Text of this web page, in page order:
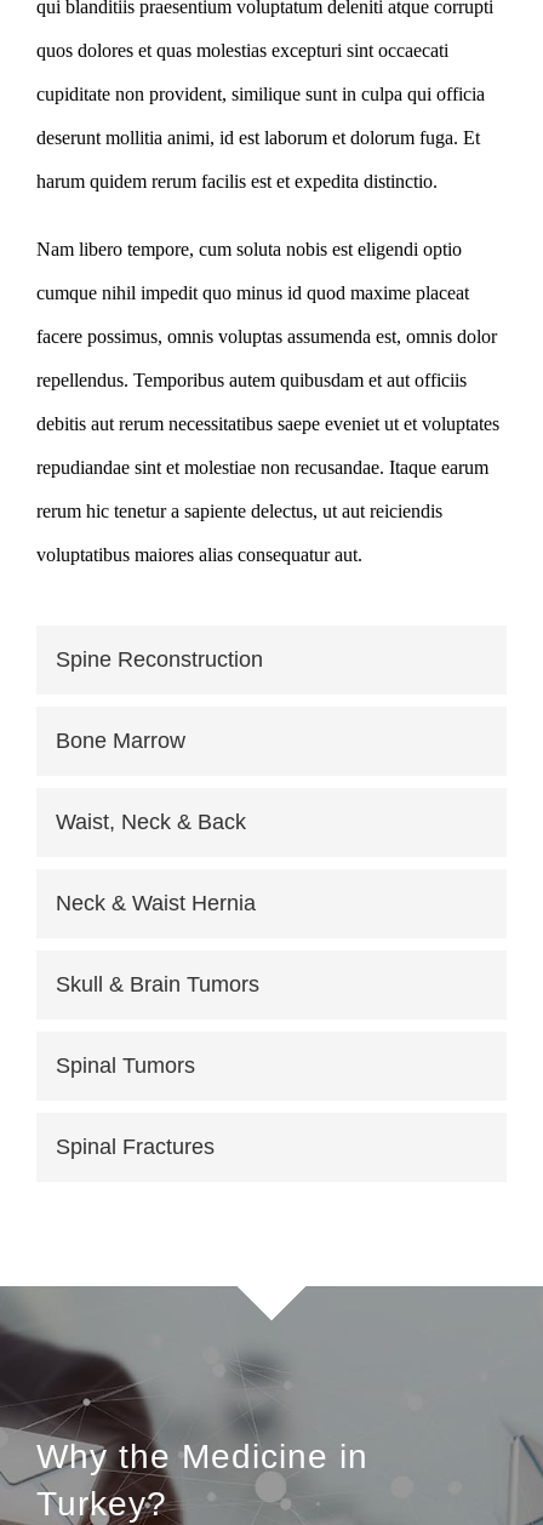
qui blanditiis praesentium voluptatum deleniti atque corrupti
quos dolores et quas molestias excepturi sint occaecati
cupiditate non provident, similique sunt in culpa qui officia
deserunt mollitia animi, id est laborum et dolorum fuga. Et
harum quidem rerum facilis est et expedita distinctio.
Nam libero tempore, cum soluta nobis est eligendi optio
cumque nihil impedit quo minus id quod maxime placeat
facere possimus, omnis voluptas assumenda est, omnis dolor
repellendus. Temporibus autem quibusdam et aut officiis
debitis aut rerum necessitatibus saepe eveniet ut et voluptates
repudiandae sint et molestiae non recusandae. Itaque earum
rerum hic tenetur a sapiente delectus, ut aut reiciendis
voluptatibus maiores alias consequatur aut.
Spine Reconstruction
Bone Marrow
Waist, Neck & Back
Neck & Waist Hernia
Skull & Brain Tumors
Spinal Tumors
Spinal Fractures
Why the Medicine in
Turkey?